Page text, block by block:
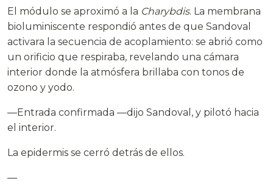
El módulo se aproximó a la Charybdis. La membrana
bioluminiscente respondió antes de que Sandoval
activara la secuencia de acoplamiento: se abrió como
un orificio que respiraba, revelando una cámara
interior donde la atmósfera brillaba con tonos de
ozono y yodo.
—Entrada confirmada —dijo Sandoval, y pilotó hacia
el interior.
La epidermis se cerró detrás de ellos.
—